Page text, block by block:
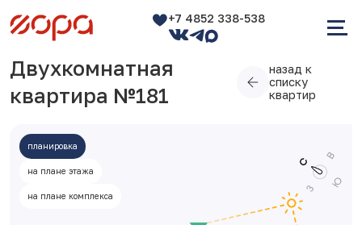
+7 4852 338-538
Двухкомнатная
квартира №181
назад к
списку
квартир
планировка
на плане этажа
на плане комплекса